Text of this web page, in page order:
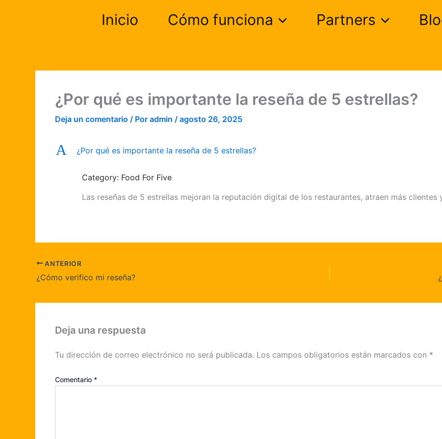
Inicio Cómo funciona Partners
¿Por qué es importante la reseña de 5 estrellas?
Deja un comentario / Por admin / agosto 26, 2025
A ¿Por qué es importante la reseña de 5 estrellas?
Category: Food For Five
Las reseñas de 5 estrellas mejoran la reputación digital de los restaurantes, atraen más
ANTERIOR
¿Cómo verifico mi reseña?
Deja una respuesta
Tu dirección de correo electrónico no será publicada. Los campos obligatorios están marcados con *
Comentario *